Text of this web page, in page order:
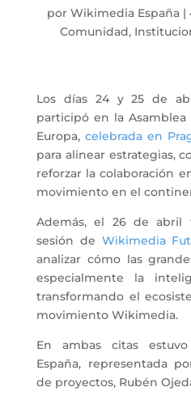
por Wikimedia España|
Comunidad,
Los días 24 y 25 de
participó en la
Europa, celebrada en
para alinear estrategias,
reforzar la colaboración
movimiento en el
Además, el 26 de abril
sesión de Wikimedia
analizar cómo las
especialmente la
transformando el
movimiento Wikimedia.
En ambas citas
España, representada
de proyectos, Rubén